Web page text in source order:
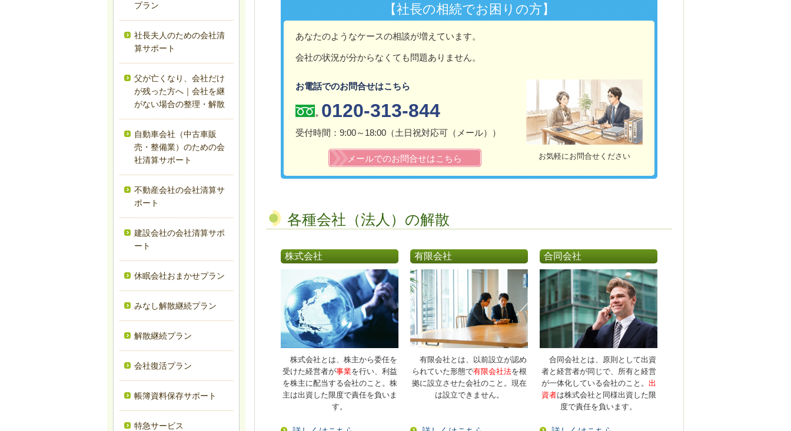
【社長の相続でお困りの方】
あなたのようなケースの相談が増えています。
会社の状況が分からなくても問題ありません。
お気軽にお問合せください
お電話でのお問合せはこちら
0120-313-844
受付時間：9:00～18:00（土日祝対応可（メール））​
メールでのお問合せはこちら
各種会社（法人）の解散
株式会社
株式会社とは、株主から委任を
受けた経営者が事業を行い、利益
を株主に配当する会社のこと。株
主は出資した限度で責任を負いま
す。
有限会社
有限会社とは、以前設立が認め
られていた形態で有限会社法を根
拠に設立させた会社のこと。現在
は設立できません。
合同会社
合同会社とは、原則として出資
者と経営者が同じで、所有と経営
が一体化している会社のこと。 出
資者は株式会社と同様出資した限
度で責任を負います。
プラン
社長夫人のための会社清
算サポート
父が亡くなり、会社だけ
が残った方へ｜会社を継
がない場合の整理・解散
自動車会社（中古車販
売・整備業）のための会
社清算サポート
不動産会社の会社清算サ
ポート
建設会社の会社清算サポ
ート
休眠会社おまかせプラン
みなし解散継続プラン
解散継続プラン
会社復活プラン
帳簿資料保存サポート
特急サービス